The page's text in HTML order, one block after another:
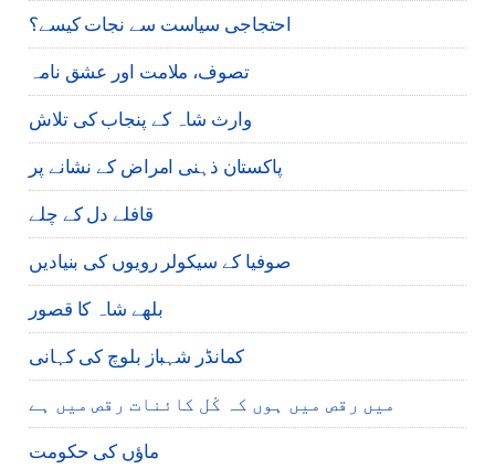
احتجاجی سیاست سے نجات کیسے؟
تصوف، ملامت اور عشق نامہ
وارث شاہ کے پنجاب کی تلاش
پاکستان ذہنی امراض کے نشانے پر
قافلے دل کے چلے
صوفیا کے سیکولر رویوں کی بنیادیں
بلھے شاہ کا قصور
کمانڈر شہباز بلوچ کی کہانی
میں رقص میں ہوں کہ کْل کائنات رقص میں ہے
ماؤں کی حکومت